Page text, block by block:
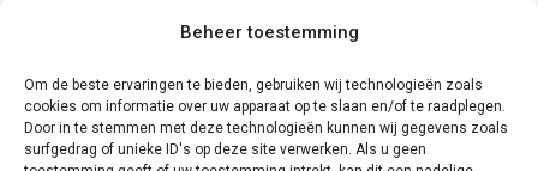
Beheer toestemming
Om de beste ervaringen te bieden, gebruiken wij technologieën zoals
cookies om informatie over uw apparaat op te slaan en/of te raadplegen.
Door in te stemmen met deze technologieën kunnen wij gegevens zoals
surfgedrag of unieke ID's op deze site verwerken. Als u geen